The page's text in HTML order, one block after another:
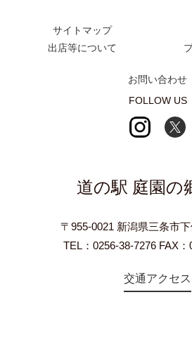
サイトマップ
出店等について
お問い合わせ
FOLLOW US
道の駅 庭園の
〒955-0021 新潟県三条市
TEL：0256-38-7276 FAX：
交通アクセス